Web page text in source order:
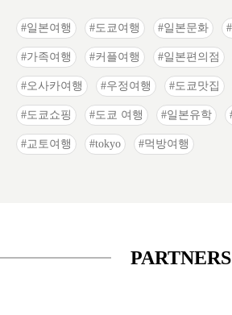
일본여행 도쿄여행 일본문화
가족여행 커플여행 일본편의점
오사카여행 우정여행 도쿄맛집
도쿄쇼핑 도쿄 여행 일본유학
교토여행 tokyo 먹방여행
PARTNERS